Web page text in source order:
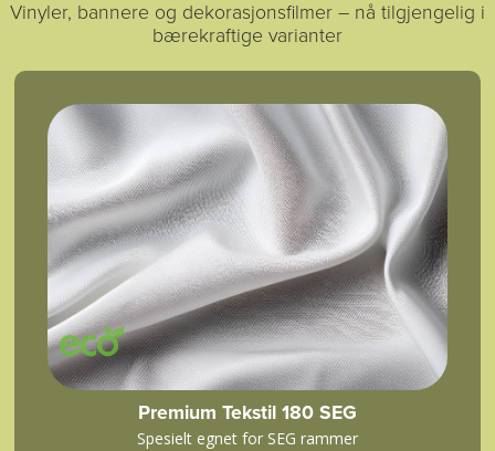
Vinyler, bannere og dekorasjonsfilmer – nå tilgjengelig i
bærekraftige varianter
Premium Tekstil 180 SEG
Spesielt egnet for SEG rammer